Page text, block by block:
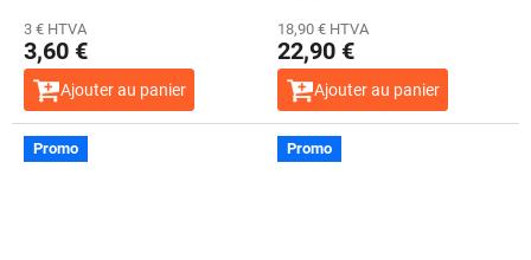
3 € HTVA
3,60 €
Ajouter au panier
18,90 € HTVA
22,90 €
Ajouter au panier
Promo Promo